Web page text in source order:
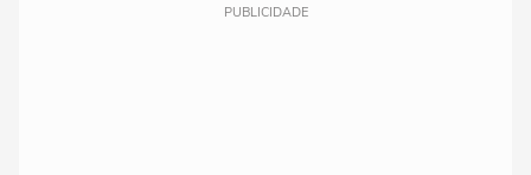
PUBLICIDADE